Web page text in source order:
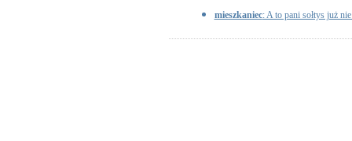
mieszkaniec: A to pani sołtys już